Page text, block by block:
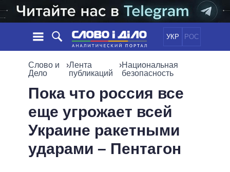
УКР РОС
НОВОСТИ
ЛЕНТА
СТАТЬИ
МНЕНИЯ
ОБЗОРЫ
ОБЩЕСТВО
МИР
ПОЛИТИКИ
ВСЕ ПОЛИТИКИ
ПРЕЗИДЕНТ И ОФИС
ИНФОГРАФИКА
ВИДЕО
Слово и
Дело
›Лента
публикаций
›Национальная
безопасность
Пока что россия все
еще угрожает всей
Украине ракетными
ударами – Пентагон